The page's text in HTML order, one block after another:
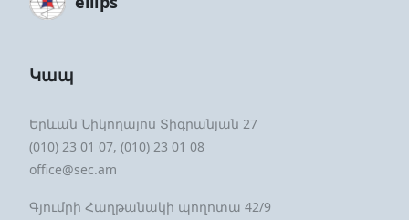
Կապ
Երևան Նիկողայոս Տիգրանյան 27
(010) 23 01 07, (010) 23 01 08
office@sec.am
Գյումրի Հաղթանակի պողոտա 42/9